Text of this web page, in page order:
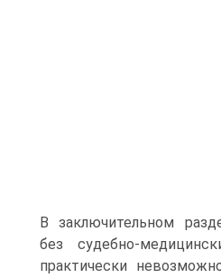
В заключительном
без судебно-
практически